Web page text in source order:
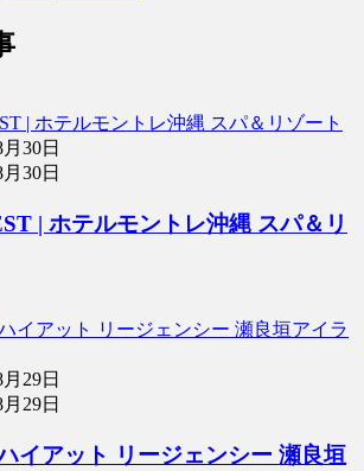
30日
30日
| ホテルモントレ沖縄 スパ＆リ
29日
29日
イアット リージェンシー 瀬良垣